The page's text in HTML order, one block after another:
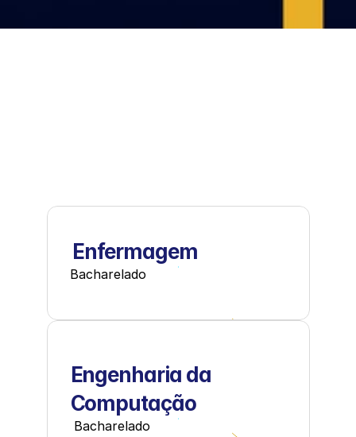
Enfermagem
Bacharelado
Engenharia da
Computação
Bacharelado